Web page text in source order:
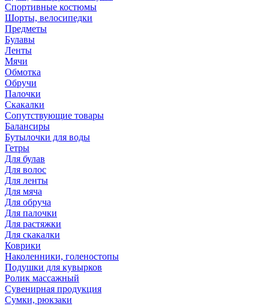
Спортивные костюмы
Шорты, велосипедки
Предметы
Булавы
Ленты
Мячи
Обмотка
Обручи
Палочки
Скакалки
Сопутствующие товары
Балансиры
Бутылочки для воды
Гетры
Для булав
Для волос
Для ленты
Для мяча
Для обруча
Для палочки
Для растяжки
Для скакалки
Коврики
Наколенники, голеностопы
Подушки для кувырков
Ролик массажный
Сувенирная продукция
Сумки, рюкзаки